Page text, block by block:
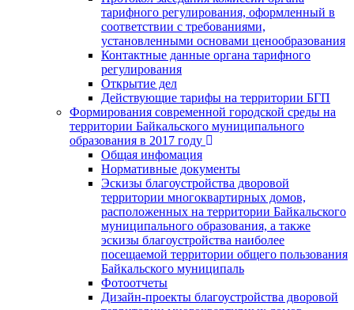
тарифного регулирования, оформленный в
соответствии с требованиями,
установленными основами ценообразования
Контактные данные органа тарифного
регулирования
Открытие дел
Действующие тарифы на территории БГП
Формирования современной городской среды на
территории Байкальского муниципального
образования в 2017 году
Общая инфомация
Нормативные документы
Эскизы благоустройства дворовой
территории многоквартирных домов,
расположенных на территории Байкальского
муниципального образования, а также
эскизы благоустройства наиболее
посещаемой территории общего пользования
Байкальского муниципаль
Фотоотчеты
Дизайн-проекты благоустройства дворовой